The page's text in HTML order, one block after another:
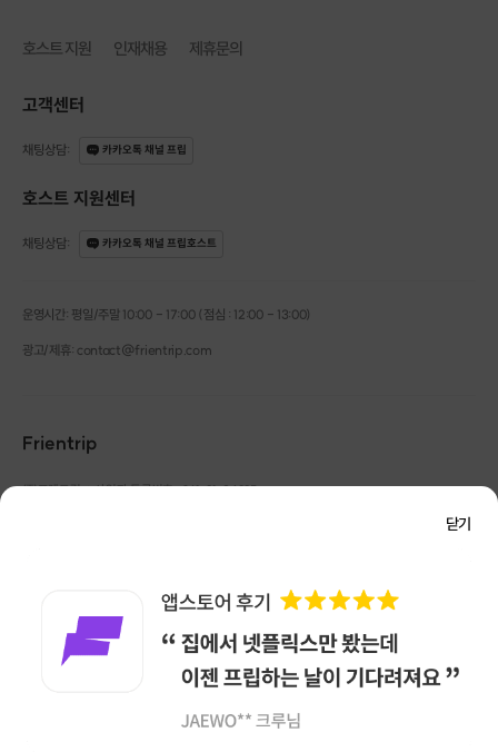
닫기
호스트 지원 인재채용 제휴문의
고객센터
채팅상담: 카카오톡 채널 프립
호스트 지원센터
채팅상담: 카카오톡 채널 프립호스트
운영시간: 평일/주말 10:00 - 17:00 (점심 : 12:00 - 13:00)
광고/제휴: contact@frientrip.com
Frientrip
㈜프렌트립 | 사업자 등록번호 : 261-81-04385
대해 ㈜프렌트립은 일체의 책임을 지지 않습니다.
NICEPAY 안전거래 서비스 : 고객님의 안전거래를 위해 현금 결제 시, 저희 사이트에서 가입한
구매안전 서비스를 이용할 수 있습니다.가입 확인
이용약관
앱 다운로드